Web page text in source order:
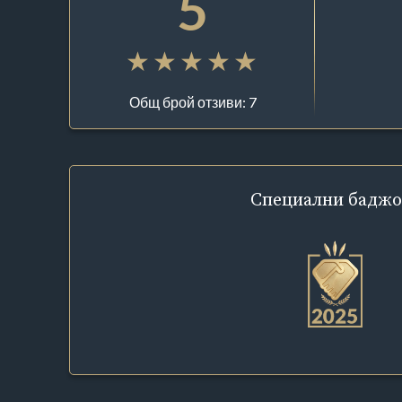
Общ брой отзиви: 7
Специални